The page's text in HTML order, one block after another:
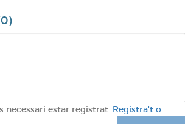
necessari estar registrat. Registra't o